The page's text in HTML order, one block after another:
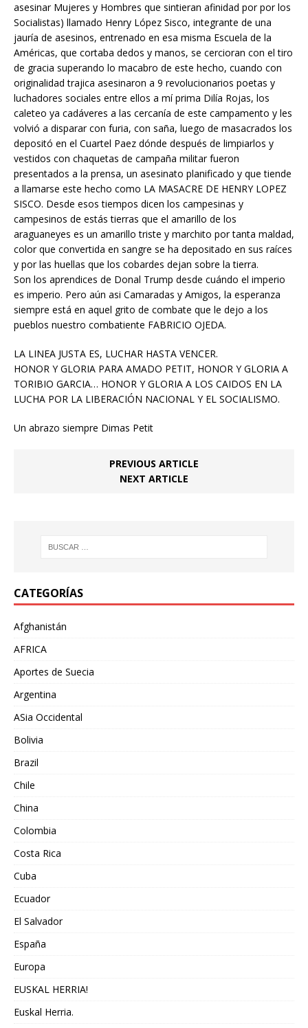
asesinar Mujeres y Hombres que sintieran afinidad por por los
Socialistas) llamado Henry López Sisco, integrante de una
jauría de asesinos, entrenado en esa misma Escuela de la
Américas, que cortaba dedos y manos, se cercioran con el tiro
de gracia superando lo macabro de este hecho, cuando con
originalidad trajica asesinaron a 9 revolucionarios poetas y
luchadores sociales entre ellos a mí prima Dilía Rojas, los
caleteo ya cadáveres a las cercanía de este campamento y les
volvió a disparar con furia, con saña, luego de masacrados los
depositó en el Cuartel Paez dónde después de limpiarlos y
vestidos con chaquetas de campaña militar fueron
presentados a la prensa, un asesinato planificado y que tiende
a llamarse este hecho como LA MASACRE DE HENRY LOPEZ
SISCO. Desde esos tiempos dicen los campesinas y
campesinos de estás tierras que el amarillo de los
araguaneyes es un amarillo triste y marchito por tanta maldad,
color que convertida en sangre se ha depositado en sus raíces
y por las huellas que los cobardes dejan sobre la tierra.
Son los aprendices de Donal Trump desde cuándo el imperio
es imperio. Pero aún asi Camaradas y Amigos, la esperanza
siempre está en aquel grito de combate que le dejo a los
pueblos nuestro combatiente FABRICIO OJEDA.
LA LINEA JUSTA ES, LUCHAR HASTA VENCER.
HONOR Y GLORIA PARA AMADO PETIT, HONOR Y GLORIA A
TORIBIO GARCIA… HONOR Y GLORIA A LOS CAIDOS EN LA
LUCHA POR LA LIBERACIÓN NACIONAL Y EL SOCIALISMO.
Un abrazo siempre Dimas Petit
PREVIOUS ARTICLE
NEXT ARTICLE
CATEGORÍAS
Afghanistán
AFRICA
Aportes de Suecia
Argentina
ASia Occidental
Bolivia
Brazil
Chile
China
Colombia
Costa Rica
Cuba
Ecuador
El Salvador
España
Europa
EUSKAL HERRIA!
Euskal Herria.